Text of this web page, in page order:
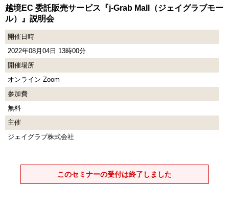
越境EC 委託販売サービス『j-Grab Mall（ジェイグラブモー
ル）』説明会
開催日時
2022年08月04日 13時00分
開催場所
オンライン Zoom
参加費
無料
主催
ジェイグラブ株式会社
このセミナーの受付は終了しました